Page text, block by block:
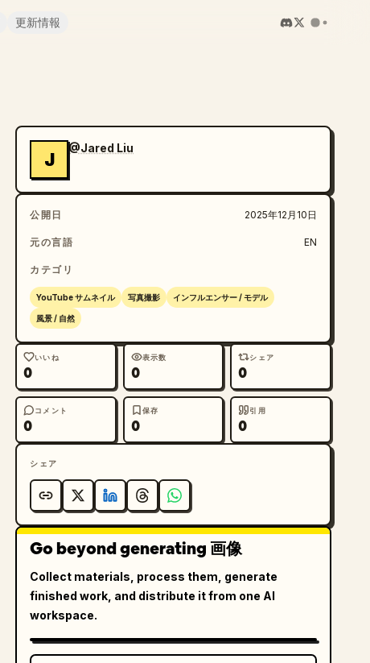
更新情報
J
@Jared Liu
公開日 2025年12月10日
元の言語 EN
カテゴリ
YouTube サムネイル 写真撮影 インフルエンサー / モデル
風景 / 自然
いいね
0
表示数
0
シェア
0
コメント
0
保存
0
引用
0
シェア
Go beyond generating 画像
Collect materials, process them, generate
finished work, and distribute it from one AI
workspace.